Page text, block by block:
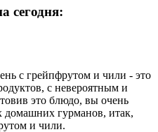
сегодня:
с грейпфрутом и чили - это
с невероятным и
это блюдо, вы очень
домашних гурманов, итак,
и чили.